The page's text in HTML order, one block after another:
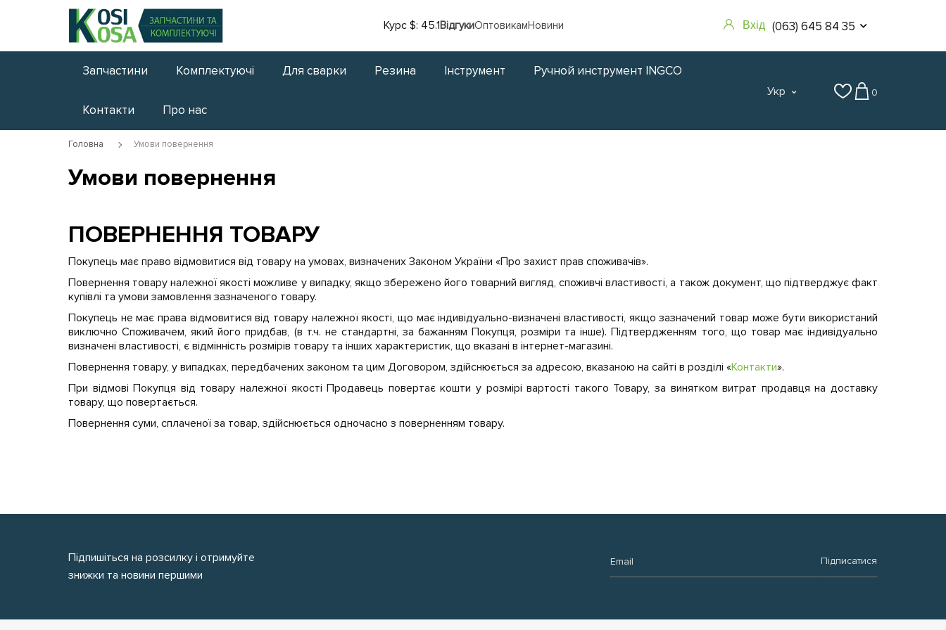
Курс $: 45.1ВідгукиОптовикамНовини Вхід (063) 645 84 35
Запчастини Комплектуючі Для сварки Резина Інструмент Ручной инструмент INGCO
Контакти Про нас
Укр 0
Головна Умови повернення
Умови повернення
ПОВЕРНЕННЯ ТОВАРУ
Покупець має право відмовитися від товару на умовах, визначених Законом України «Про захист прав споживачів».
Повернення товару належної якості можливе у випадку, якщо збережено його товарний вигляд, споживчі властивості, а також документ, що підтверджує факт
купівлі та умови замовлення зазначеного товару.
Покупець не має права відмовитися від товару належної якості, що має індивідуально-визначені властивості, якщо зазначений товар може бути використаний
виключно Споживачем, який його придбав, (в т.ч. не стандартні, за бажанням Покупця, розміри та інше). Підтвердженням того, що товар має індивідуально
визначені властивості, є відмінність розмірів товару та інших характеристик, що вказані в інтернет-магазині.
Повернення товару, у випадках, передбачених законом та цим Договором, здійснюється за адресою, вказаною на сайті в розділі «Контакти».
При відмові Покупця від товару належної якості Продавець повертає кошти у розмірі вартості такого Товару, за винятком витрат продавця на доставку
товару, що повертається.
Повернення суми, сплаченої за товар, здійснюється одночасно з поверненням товару.
Підпишіться на розсилку і отримуйте
знижки та новини першими
Підписатися